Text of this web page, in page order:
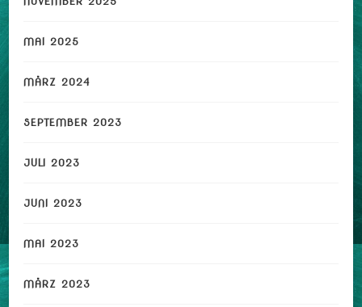
MAI 2025
MÄRZ 2024
SEPTEMBER 2023
JULI 2023
JUNI 2023
MAI 2023
MÄRZ 2023